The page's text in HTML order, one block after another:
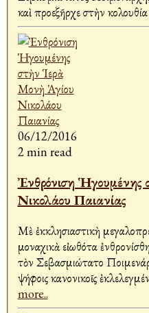
καὶ προεξῆρχε στὴν
06/12/2016
2 min read
Ἐνθρόνιση Ἡγουμένης
Νικολάου Παιανίας
Μὲ ἐκκλησιαστικὴ
μοναχικὰ εἰωθότα
τὸν Σεβασμιώτατο
ψήφοις κανονικοῖς
more..